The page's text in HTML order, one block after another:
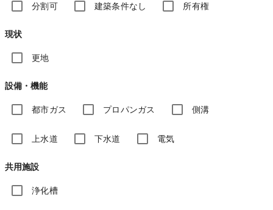
分割可 建築条件なし 所有権
現状
更地
設備・機能
都市ガス プロパンガス 側溝
上水道 下水道 電気
共用施設
浄化槽